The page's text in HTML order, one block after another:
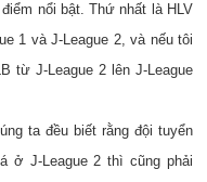
nổi bật. Thứ nhất là HLV
1 và J-League 2, và nếu tôi
từ J-League 2 lên J-League
ta đều biết rằng đội tuyển
ở J-League 2 thì cũng phải